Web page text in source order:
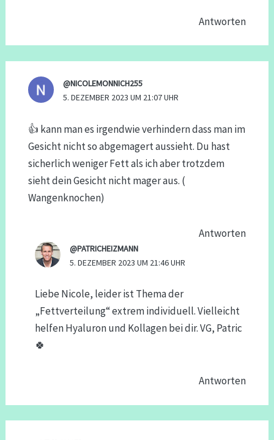
Antworten
@NICOLEMONNICH255
5. DEZEMBER 2023 UM 21:07 UHR
👍 kann man es irgendwie verhindern dass man im
Gesicht nicht so abgemagert aussieht. Du hast
sicherlich weniger Fett als ich aber trotzdem
sieht dein Gesicht nicht mager aus. (
Wangenknochen)
Antworten
@PATRICHEIZMANN
5. DEZEMBER 2023 UM 21:46 UHR
Liebe Nicole, leider ist Thema der
„Fettverteilung“ extrem individuell. Vielleicht
helfen Hyaluron und Kollagen bei dir. VG, Patric
🍀
Antworten